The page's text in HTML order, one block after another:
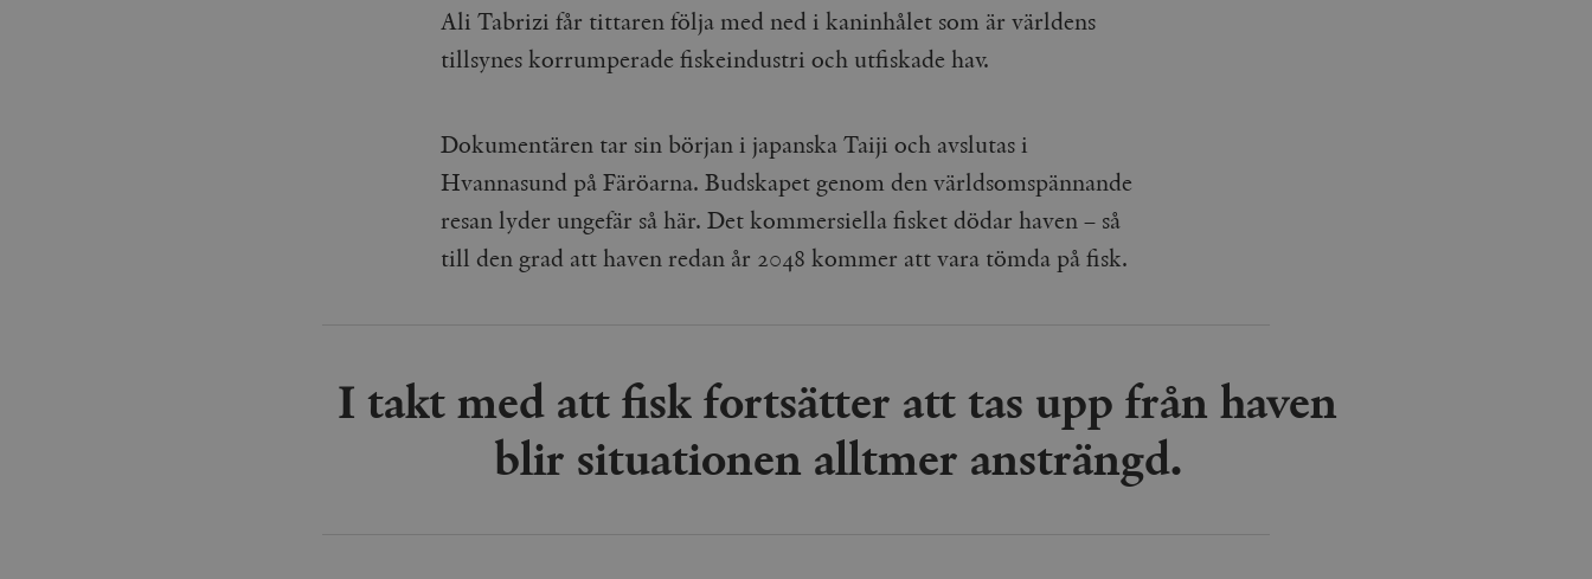
Ali Tabrizi får tittaren följa med ned i kaninhålet som är världens
tillsynes korrumperade fiskeindustri och utfiskade hav.
Dokumentären tar sin början i japanska Taiji och avslutas i
Hvannasund på Färöarna. Budskapet genom den världsomspännande
resan lyder ungefär så här. Det kommersiella fisket dödar haven – så
till den grad att haven redan år 2048 kommer att vara tömda på fisk.
I takt med att fisk fortsätter att tas upp från haven
blir situationen alltmer ansträngd.